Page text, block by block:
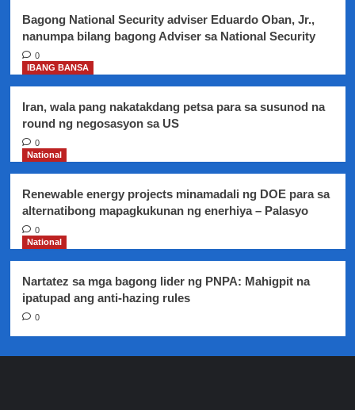
nasa
pagpapasya
mga
Local
executives
Bagong National Security adviser Eduardo Oban, Jr.,
nanumpa bilang bagong Adviser sa National Security
0
IBANG BANSA
Iran, wala pang nakatakdang petsa para sa susunod na
round ng negosasyon sa US
0
National
Renewable energy projects minamadali ng DOE para sa
alternatibong mapagkukunan ng enerhiya – Palasyo
0
National
Nartatez sa mga bagong lider ng PNPA: Mahigpit na
ipatupad ang anti-hazing rules
0